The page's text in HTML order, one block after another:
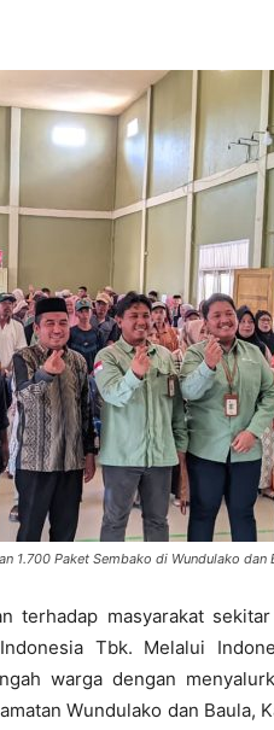
1.700 Paket Sembako di Wundulako dan
terhadap masyarakat
Tbk. Melalui
warga dengan
Wundulako dan Baula,